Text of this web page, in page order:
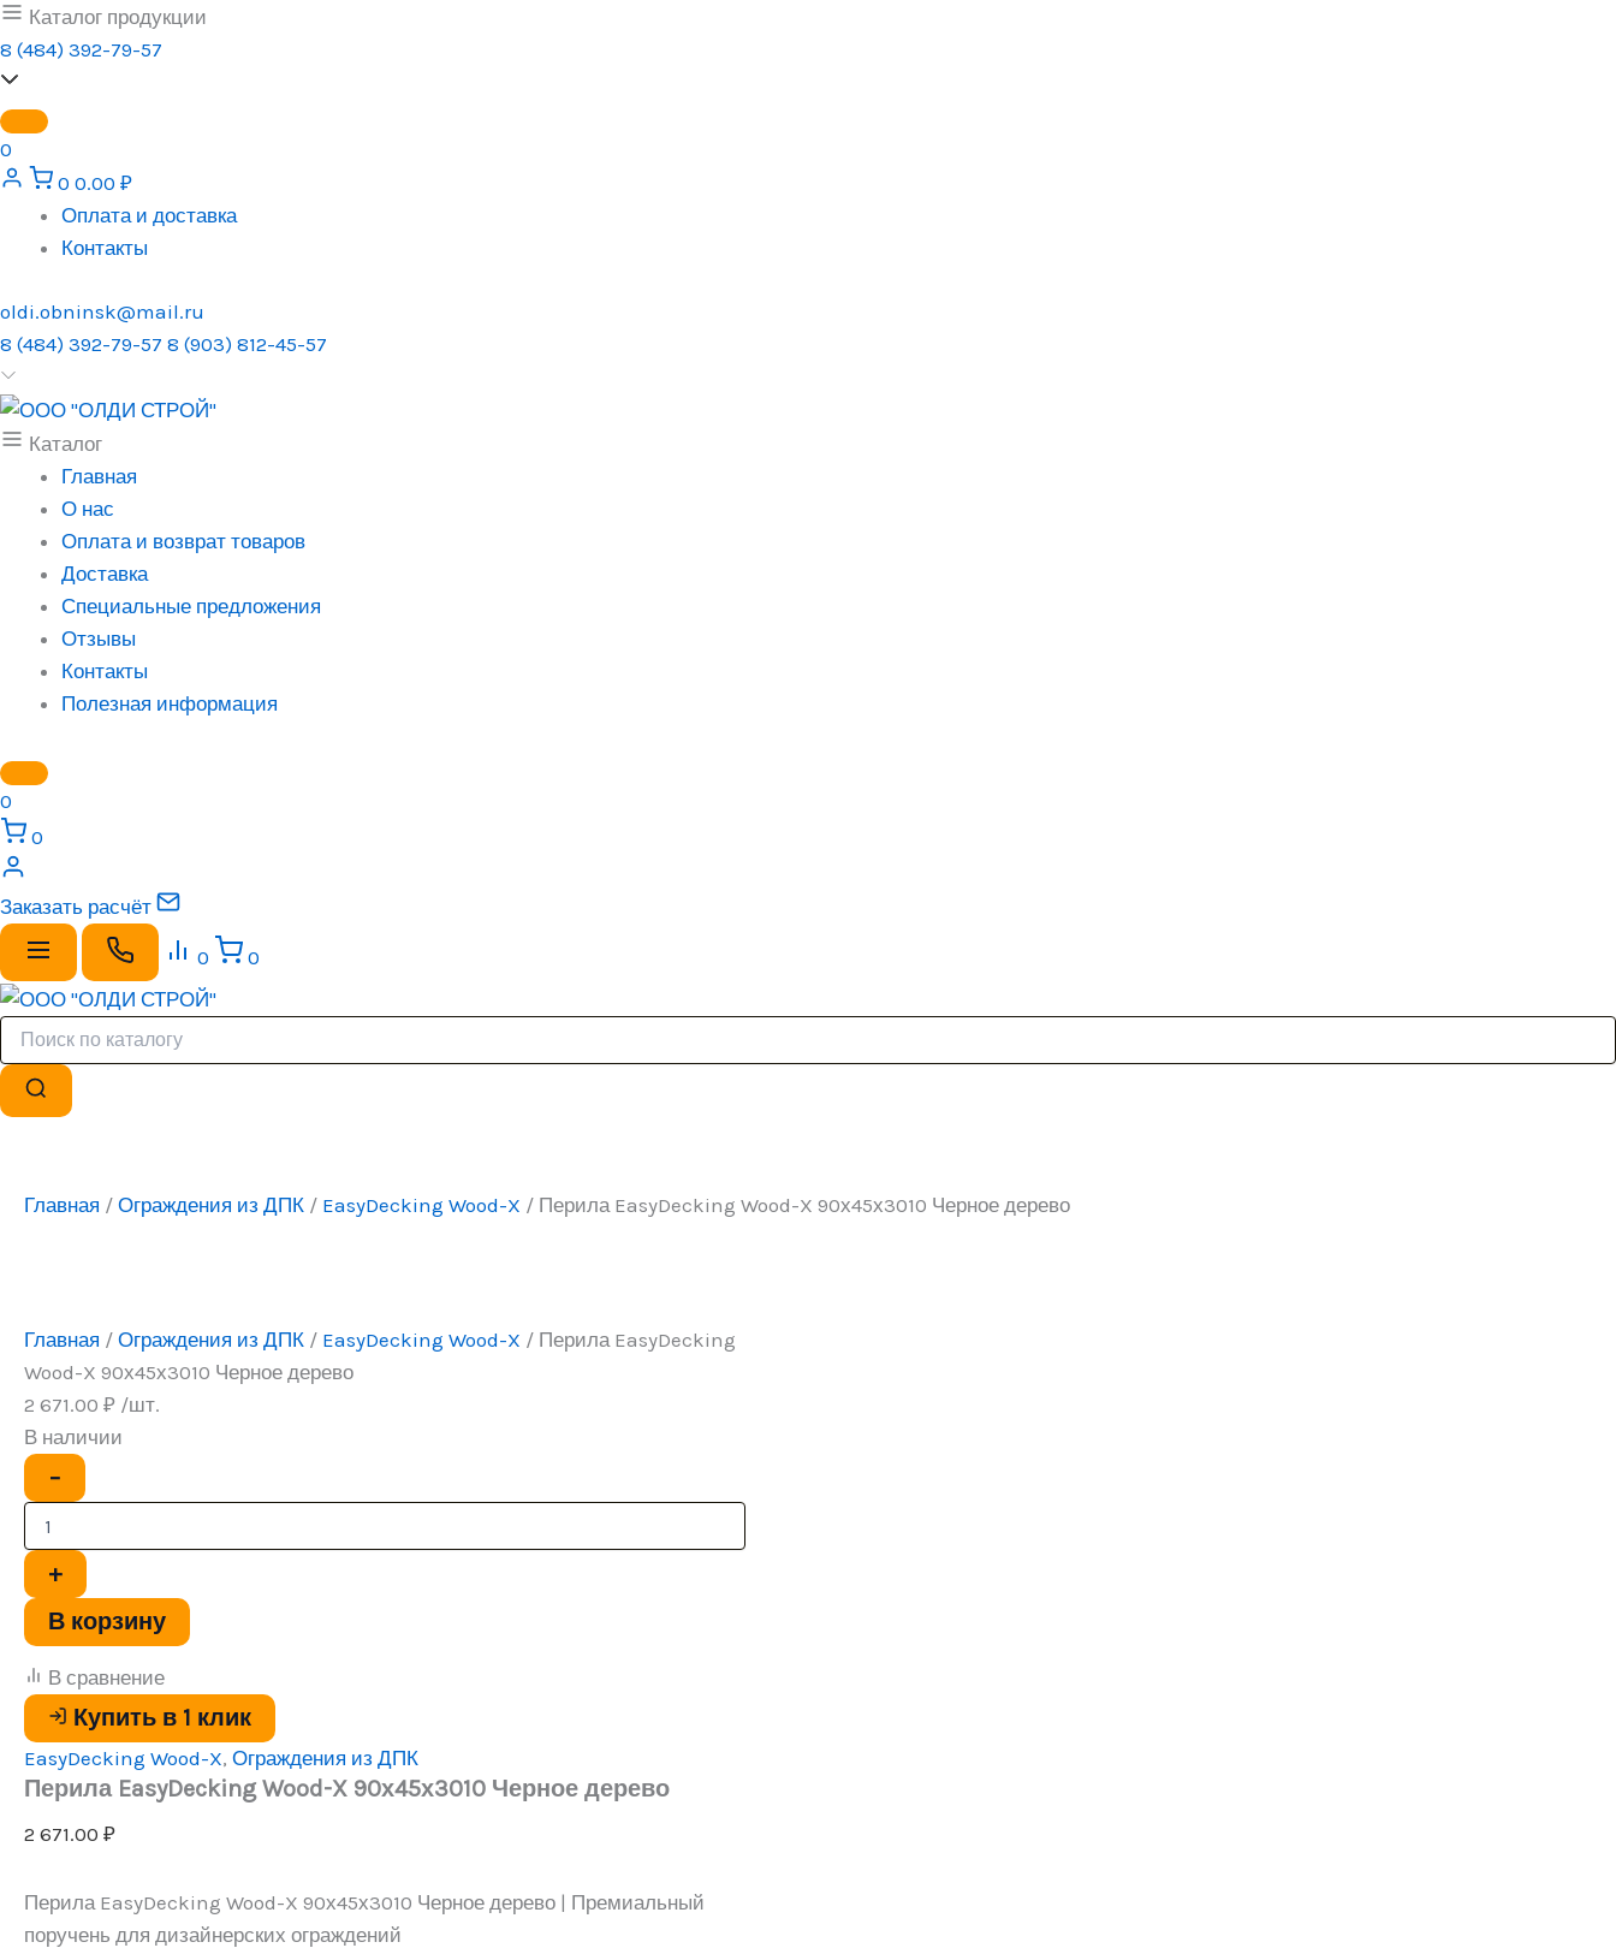
Перейти
к
содержимому
Каталог продукции
8 (484) 392-79-57
0
0 0.00 ₽
Оплата и доставка
Контакты
oldi.obninsk@mail.ru
8 (484) 392-79-57 8 (903) 812-45-57
Каталог
Главная
О нас
Оплата и возврат товаров
Доставка
Специальные предложения
Отзывы
Контакты
Полезная информация
0
0
Заказать расчёт
0 0
Главная / Ограждения из ДПК / EasyDecking Wood-X / Перила EasyDecking Wood-X 90х45х3010 Черное дерево
Главная / Ограждения из ДПК / EasyDecking Wood-X / Перила EasyDecking
Wood-X 90х45х3010 Черное дерево
2 671.00 ₽ /шт.
В наличии
−
Количество
товара
Wood-
X
Черное
+
В корзину
В сравнение
Купить в 1 клик
EasyDecking Wood-X, Ограждения из ДПК
Перила EasyDecking Wood-X 90х45х3010 Черное дерево
2 671.00 ₽
Перила EasyDecking Wood-X 90х45х3010 Черное дерево | Премиальный
поручень для дизайнерских ограждений